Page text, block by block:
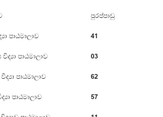
පුරප්පාඩු
පාඨමාලාව 41
පාඨමාලාව 03
පාඨමාලාව 62
පාඨමාලාව 57